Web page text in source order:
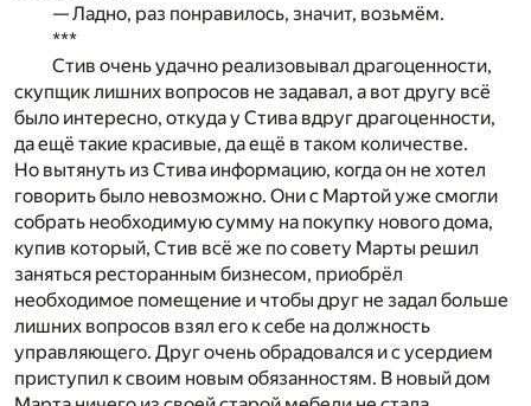
— Ладно, раз понравилось, значит, возьмём.
***
Стив очень удачно реализовывал драгоценности,
скупщик лишних вопросов не задавал, а вот другу всё
было интересно, откуда у Стива вдруг драгоценности,
да ещё такие красивые, да ещё в таком количестве.
Но вытянуть из Стива информацию, когда он не хотел
говорить было невозможно. Они с Мартой уже смогли
собрать необходимую сумму на покупку нового дома,
купив который, Стив всё же по совету Марты решил
заняться ресторанным бизнесом, приобрёл
необходимое помещение и чтобы друг не задал больше
лишних вопросов взял его к себе на должность
управляющего. Друг очень обрадовался и с усердием
приступил к своим новым обязанностям. В новый дом